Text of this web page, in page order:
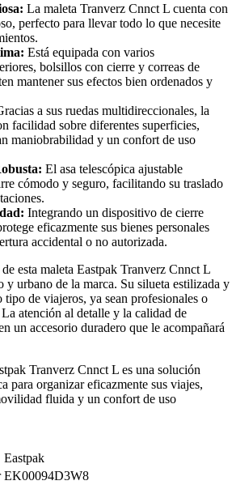
La maleta Tranverz Cnnct L cuenta con
perfecto para llevar todo lo que necesite
Está equipada con varios
bolsillos con cierre y correas de
mantener sus efectos bien ordenados y
a sus ruedas multidireccionales, la
facilidad sobre diferentes superficies,
maniobrabilidad y un confort de uso
El asa telescópica ajustable
cómodo y seguro, facilitando su traslado
Integrando un dispositivo de cierre
eficazmente sus bienes personales
accidental o no autorizada.
esta maleta Eastpak Tranverz Cnnct L
y urbano de la marca. Su silueta estilizada y
tipo de viajeros, ya sean profesionales o
atención al detalle y la calidad de
un accesorio duradero que le acompañará
Tranverz Cnnct L es una solución
para organizar eficazmente sus viajes,
fluida y un confort de uso
Eastpak
EK00094D3W8